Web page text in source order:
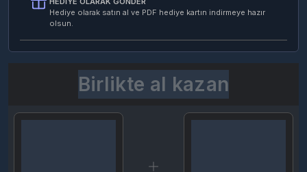
Hediye olarak satın al ve PDF hediye kartın indirmeye hazır
olsun.
Birlikte al kazan